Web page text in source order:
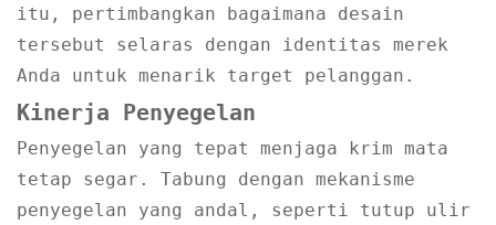
itu, pertimbangkan bagaimana desain
tersebut selaras dengan identitas merek
Anda untuk menarik target pelanggan.
Kinerja Penyegelan
Penyegelan yang tepat menjaga krim mata
tetap segar. Tabung dengan mekanisme
penyegelan yang andal, seperti tutup ulir